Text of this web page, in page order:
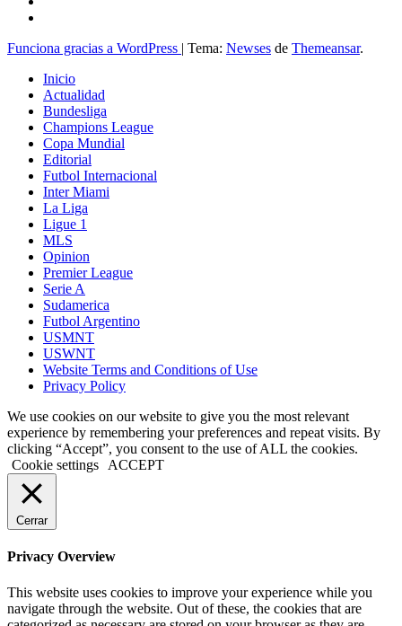
Funciona gracias a WordPress | Tema: Newses de Themeansar.
Inicio
Actualidad
Bundesliga
Champions League
Copa Mundial
Editorial
Futbol Internacional
Inter Miami
La Liga
Ligue 1
MLS
Opinion
Premier League
Serie A
Sudamerica
Futbol Argentino
USMNT
USWNT
Website Terms and Conditions of Use
Privacy Policy
We use cookies on our website to give you the most relevant
experience by remembering your preferences and repeat visits. By
clicking “Accept”, you consent to the use of ALL the cookies.
Cookie settings
ACCEPT
Cerrar
Privacy Overview
This website uses cookies to improve your experience while you
navigate through the website. Out of these, the cookies that are